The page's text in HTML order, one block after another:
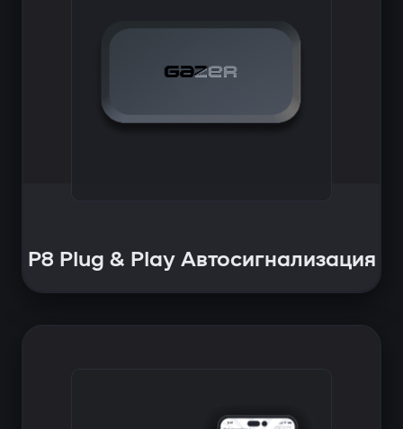
P8 Plug & Play Автосигнализация